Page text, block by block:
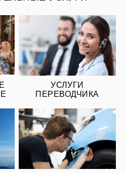
УСЛУГИ
ПЕРЕВОДЧИКА